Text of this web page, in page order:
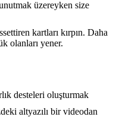
üzereyken size
kartları kırpın. Daha
olanları yener.
desteleri oluşturmak
altyazılı bir videodan